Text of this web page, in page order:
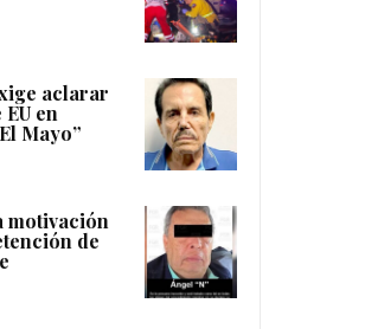
aclarar
en
Mayo”
motivación
de